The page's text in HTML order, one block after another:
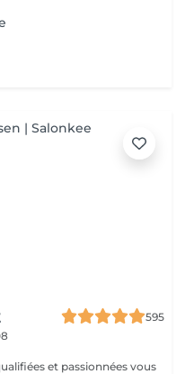
595
et passionnées vous